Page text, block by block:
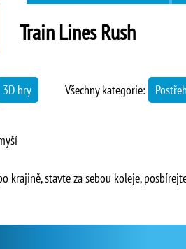
Train Lines Rush
3D hry Všechny kategorie:
krajině, stavte za sebou koleje,